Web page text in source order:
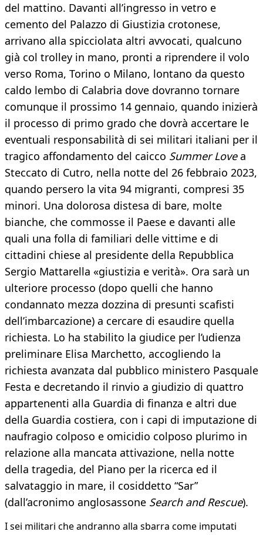
del mattino. Davanti all’ingresso in vetro e
cemento del Palazzo di Giustizia crotonese,
arrivano alla spicciolata altri avvocati, qualcuno
già col trolley in mano, pronti a riprendere il volo
verso Roma, Torino o Milano, lontano da questo
caldo lembo di Calabria dove dovranno tornare
comunque il prossimo 14 gennaio, quando inizierà
il processo di primo grado che dovrà accertare le
eventuali responsabilità di sei militari italiani per il
tragico affondamento del caicco Summer Lovea
Steccato di Cutro, nella notte del 26 febbraio 2023,
quando persero la vita 94 migranti, compresi 35
minori. Una dolorosa distesa di bare, molte
bianche, che commosse il Paese e davanti alle
quali una folla di familiari delle vittime e di
cittadini chiese al presidente della Repubblica
Sergio Mattarella «giustizia e verità». Ora sarà un
ulteriore processo (dopo quelli che hanno
condannato mezza dozzina di presunti scafisti
dell’imbarcazione) a cercare di esaudire quella
richiesta. Lo ha stabilito la giudice per l’udienza
preliminare Elisa Marchetto, accogliendo la
richiesta avanzata dal pubblico ministero Pasquale
Festa e decretando il rinvio a giudizio di quattro
appartenenti alla Guardia di finanza e altri due
della Guardia costiera, con i capi di imputazione di
naufragio colposo e omicidio colposo plurimo in
relazione alla mancata attivazione, nella notte
della tragedia, del Piano per la ricerca ed il
salvataggio in mare, il cosiddetto “Sar”
(dall’acronimo anglosassone Search and Rescue).
I sei militari che andranno alla sbarra come imputati